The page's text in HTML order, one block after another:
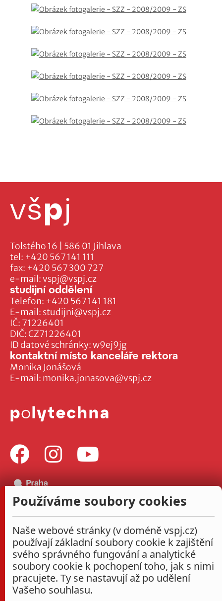
Tolstého 16 | 586 01 Jihlava
tel: +420 567 141 111
fax: +420 567 300 727
e-mail:vspj@vspj.cz
IČ: 71226401
DIČ: CZ71226401
ID datové schránky: w9ej9jg
studijní oddělení
Telefon: +420 567 141 181
E-mail: studijni@vspj.cz
kontaktní místo kanceláře rektora
Monika Jonášová
E-mail: monika.jonasova@vspj.cz
Používáme soubory cookies
Naše webové stránky (v doméně vspj.cz)
používají základní soubory cookie k zajištění
svého správného fungování a analytické
soubory cookie k pochopení toho, jak s nimi
pracujete. Ty se nastavují až po udělení
Vašeho souhlasu.